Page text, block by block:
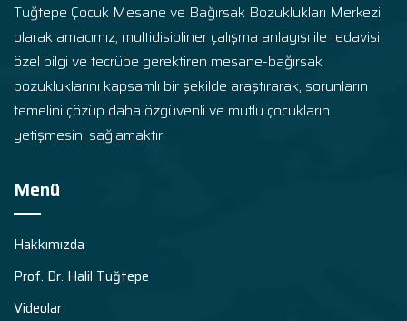
Tuğtepe Çocuk Mesane ve Bağırsak Bozuklukları Merkezi
olarak amacımız; multidisipliner çalışma anlayışı ile tedavisi
özel bilgi ve tecrübe gerektiren mesane-bağırsak
bozukluklarını kapsamlı bir şekilde araştırarak, sorunların
temelini çözüp daha özgüvenli ve mutlu çocukların
yetişmesini sağlamaktır.
Menü
Hakkımızda
Prof. Dr. Halil Tuğtepe
Videolar